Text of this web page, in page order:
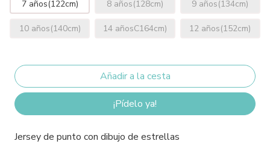
7 años(122cm) 8 años(128cm) 9 años(134cm)
10 años(140cm) 14 añosC164cm) 12 años(152cm)
¡Pídelo ya!
Jersey de punto con dibujo de estrellas